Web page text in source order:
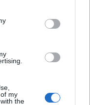
my
the
i zamieszkał